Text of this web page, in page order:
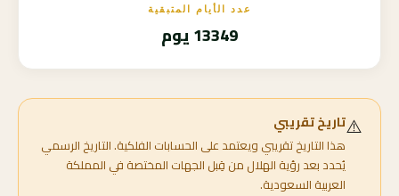
عدد الأيام المتبقية
13349 يوم
⚠️تاريخ تقريبي
هذا التاريخ تقريبي ويعتمد على الحسابات الفلكية. التاريخ الرسمي
يُحدد بعد رؤية الهلال من قِبل الجهات المختصة في المملكة
العربية السعودية.